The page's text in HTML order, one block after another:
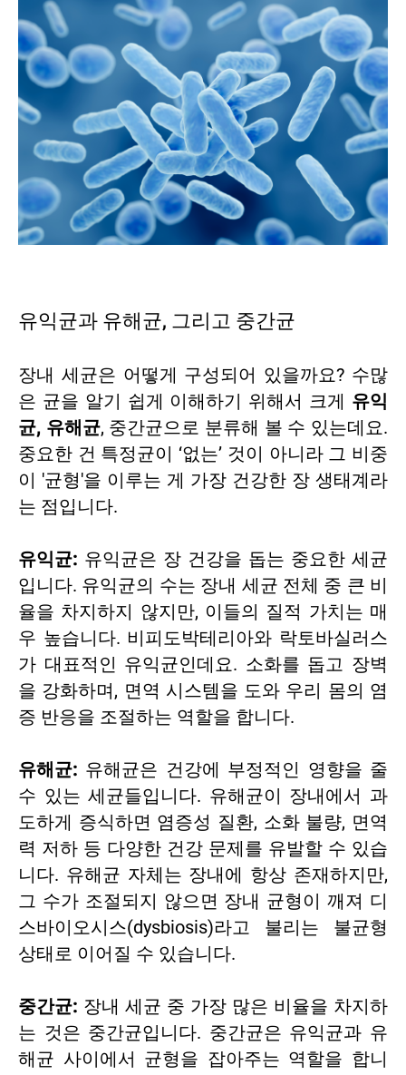
유익균과 유해균, 그리고 중간균
장내 세균은 어떻게 구성되어 있을까요? 수많
은 균을 알기 쉽게 이해하기 위해서 크게 유익
균, 유해균, 중간균으로 분류해 볼 수 있는데요.
중요한 건 특정균이 ‘없는’ 것이 아니라 그 비중
이 '균형'을 이루는 게 가장 건강한 장 생태계라
는 점입니다.
유익균: 유익균은 장 건강을 돕는 중요한 세균
입니다. 유익균의 수는 장내 세균 전체 중 큰 비
율을 차지하지 않지만, 이들의 질적 가치는 매
우 높습니다. 비피도박테리아와 락토바실러스
가 대표적인 유익균인데요. 소화를 돕고 장벽
을 강화하며, 면역 시스템을 도와 우리 몸의 염
증 반응을 조절하는 역할을 합니다.
유해균: 유해균은 건강에 부정적인 영향을 줄
수 있는 세균들입니다. 유해균이 장내에서 과
도하게 증식하면 염증성 질환, 소화 불량, 면역
력 저하 등 다양한 건강 문제를 유발할 수 있습
니다. 유해균 자체는 장내에 항상 존재하지만,
그 수가 조절되지 않으면 장내 균형이 깨져 디
스바이오시스(dysbiosis)라고 불리는 불균형
상태로 이어질 수 있습니다.
중간균: 장내 세균 중 가장 많은 비율을 차지하
는 것은 중간균입니다. 중간균은 유익균과 유
해균 사이에서 균형을 잡아주는 역할을 합니